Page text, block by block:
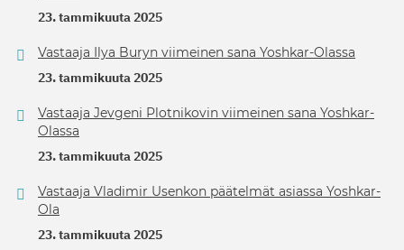
23. tammikuuta 2025
Vastaaja Ilya Buryn viimeinen sana Yoshkar-Olassa
23. tammikuuta 2025
Vastaaja Jevgeni Plotnikovin viimeinen sana Yoshkar-
Olassa
23. tammikuuta 2025
Vastaaja Vladimir Usenkon päätelmät asiassa Yoshkar-
Ola
23. tammikuuta 2025